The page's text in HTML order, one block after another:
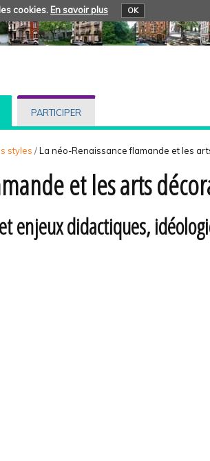
cookies. En savoir plus OK
PARTICIPER
styles /La néo-Renaissance flamande et les
et les arts
enjeux didactiques,